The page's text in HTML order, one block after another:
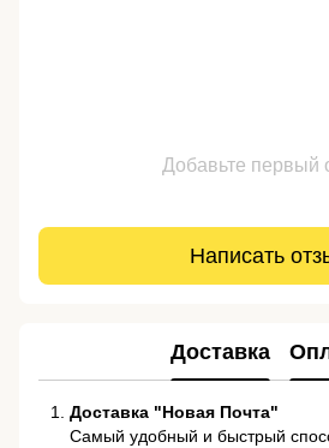
Добавьте первый
Написать
Доставка
Доставка "Новая Почта"
Самый удобный и быстрый